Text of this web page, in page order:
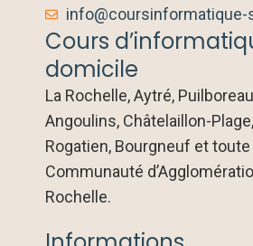
info@coursinformatique-
Cours
domicile
La Rochelle, Aytré,
Angoulins, Châtelaillon-
Rogatien, Bourgneuf et toute
Communauté
Rochelle.